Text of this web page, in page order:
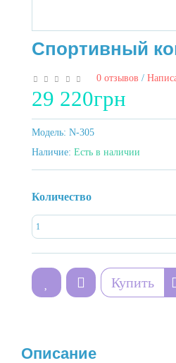
Спортивный
0 отзывов /
29 220грн
Модель: N-305
Наличие: Есть в наличии
Количество
Купить
Описание